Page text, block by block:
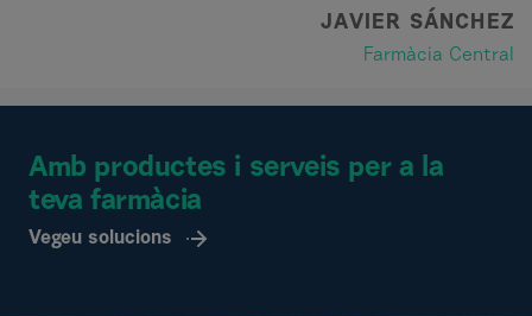
JAVIER SÁNCHEZ
Farmàcia Central
Amb productes i serveis per a la
teva farmàcia
Vegeu solucions